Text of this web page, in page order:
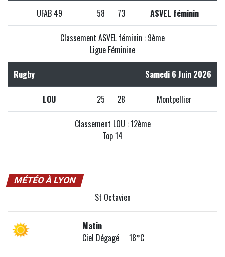
UFAB 49 58 73 ASVEL féminin
Classement ASVEL féminin : 9ème
Ligue Féminine
Rugby Samedi 6 Juin 2026
LOU 25 28 Montpellier
Classement LOU : 12ème
Top 14
MÉTÉO À LYON
St Octavien
Matin
Ciel Dégagé 18°C